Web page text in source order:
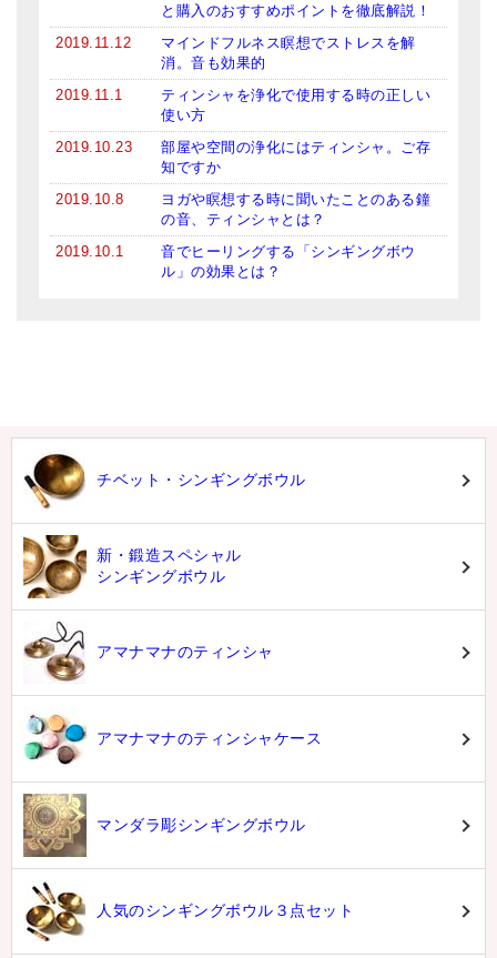
と購入のおすすめポイントを徹底解説！
2019.11.12
マインドフルネス瞑想でストレスを解
消。音も効果的
2019.11.1
ティンシャを浄化で使用する時の正しい
使い方
2019.10.23
部屋や空間の浄化にはティンシャ。ご存
知ですか
2019.10.8
ヨガや瞑想する時に聞いたことのある鐘
の音、ティンシャとは？
2019.10.1
音でヒーリングする「シンギングボウ
ル」の効果とは？
チベット・シンギングボウル
新・鍛造スペシャル
シンギングボウル
アマナマナのティンシャ
アマナマナのティンシャケース
マンダラ彫シンギングボウル
人気のシンギングボウル３点セット